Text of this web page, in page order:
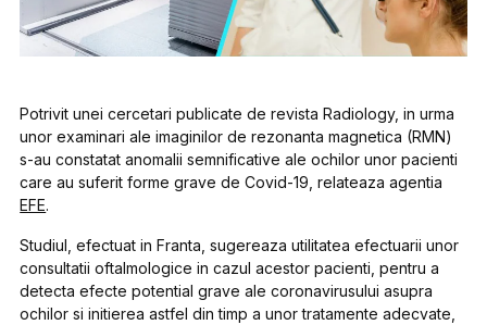
Potrivit unei cercetari publicate de revista Radiology, in urma
unor examinari ale imaginilor de rezonanta magnetica (RMN)
s-au constatat anomalii semnificative ale ochilor unor pacienti
care au suferit forme grave de Covid-19, relateaza agentia
EFE.
Studiul, efectuat in Franta, sugereaza utilitatea efectuarii unor
consultatii oftalmologice in cazul acestor pacienti, pentru a
detecta efecte potential grave ale coronavirusului asupra
ochilor si initierea astfel din timp a unor tratamente adecvate,